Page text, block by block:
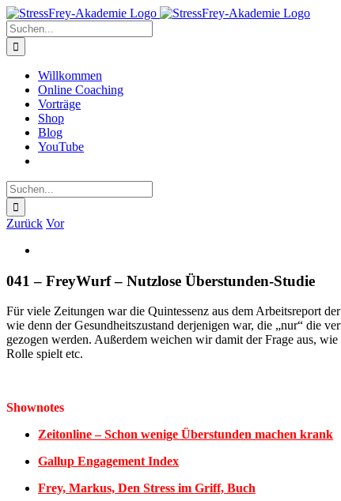
Zum
Inhalt
springen
Suche
nach:
Willkommen
Online Coaching
Vorträge
Shop
Blog
YouTube
Suche
nach:
Zurück Vor
Bild
041 – FreyWurf – Nutzlose Überstunden-Studie
Für viele Zeitungen war die Quintessenz aus dem Arbeitsreport
wie denn der Gesundheitszustand derjenigen war, die „nur“ die
gezogen werden. Außerdem weichen wir damit der Frage aus,
Rolle spielt etc.
Shownotes
Zeitonline – Schon wenige Überstunden machen krank
Gallup Engagement Index
Frey, Markus, Den Stress im Griff, Buch